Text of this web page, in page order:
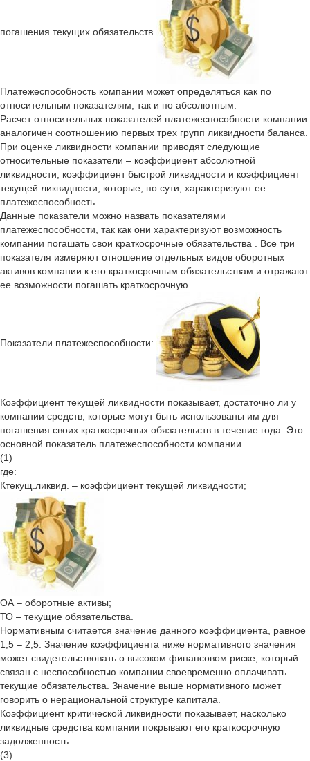
погашения текущих обязательств.
Платежеспособность компании может определяться как по
относительным показателям, так и по абсолютным.
Расчет относительных показателей платежеспособности компании
аналогичен соотношению первых трех групп ликвидности баланса.
При оценке ликвидности компании приводят следующие
относительные показатели – коэффициент абсолютной
ликвидности, коэффициент быстрой ликвидности и коэффициент
текущей ликвидности, которые, по сути, характеризуют ее
платежеспособность .
Данные показатели можно назвать показателями
платежеспособности, так как они характеризуют возможность
компании погашать свои краткосрочные обязательства . Все три
показателя измеряют отношение отдельных видов оборотных
активов компании к его краткосрочным обязательствам и отражают
ее возможности погашать краткосрочную.
Показатели платежеспособности:
Коэффициент текущей ликвидности показывает, достаточно ли у
компании средств, которые могут быть использованы им для
погашения своих краткосрочных обязательств в течение года. Это
основной показатель платежеспособности компании.
(1)
где:
Ктекущ.ликвид. – коэффициент текущей ликвидности;
ОА – оборотные активы;
ТО – текущие обязательства.
Нормативным считается значение данного коэффициента, равное
1,5 – 2,5. Значение коэффициента ниже нормативного значения
может свидетельствовать о высоком финансовом риске, который
связан с неспособностью компании своевременно оплачивать
текущие обязательства. Значение выше нормативного может
говорить о нерациональной структуре капитала.
Коэффициент критической ликвидности показывает, насколько
ликвидные средства компании покрывают его краткосрочную
задолженность.
(3)